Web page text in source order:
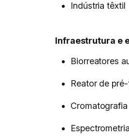
Indústria têxtil
Infraestrutura e
Biorreatores
Reator de